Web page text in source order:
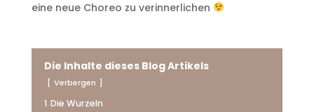
eine neue Choreo zu verinnerlichen
Die Inhalte dieses Blog Artikels
Verbergen
1 Die Wurzeln